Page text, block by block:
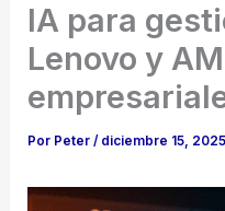
IA para
Lenovo y
Por Peter/ diciembre 15, 2025